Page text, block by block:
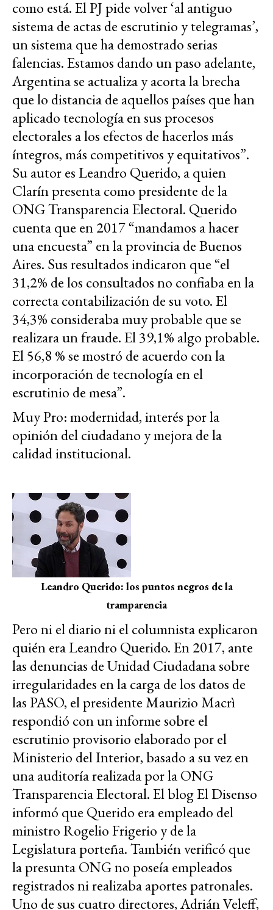
como está. El PJ pide volver ‘al antiguo
sistema de actas de escrutinio y telegramas’,
un sistema que ha demostrado serias
falencias. Estamos dando un paso adelante,
Argentina se actualiza y acorta la brecha
que lo distancia de aquellos países que han
aplicado tecnología en sus procesos
electorales a los efectos de hacerlos más
íntegros, más competitivos y equitativos”.
Su autor es Leandro Querido, a quien
Clarín presenta como presidente de la
ONG Transparencia Electoral. Querido
cuenta que en 2017 “mandamos a hacer
una encuesta” en la provincia de Buenos
Aires. Sus resultados indicaron que “el
31,2% de los consultados no confiaba en la
correcta contabilización de su voto. El
34,3% consideraba muy probable que se
realizara un fraude. El 39,1% algo probable.
El 56,8 % se mostró de acuerdo con la
incorporación de tecnología en el
escrutinio de mesa”.
Muy Pro: modernidad, interés por la
opinión del ciudadano y mejora de la
calidad institucional.
Leandro Querido: los puntos negros de la
tramparencia
Pero ni el diario ni el columnista explicaron
quién era Leandro Querido. En 2017, ante
las denuncias de Unidad Ciudadana sobre
irregularidades en la carga de los datos de
las PASO, el presidente Maurizio Macrì
respondió con un informe sobre el
escrutinio provisorio elaborado por el
Ministerio del Interior, basado a su vez en
una auditoría realizada por la ONG
Transparencia Electoral. El blog El Disenso
informó que Querido era empleado del
ministro Rogelio Frigerio y de la
Legislatura porteña. También verificó que
la presunta ONG no poseía empleados
registrados ni realizaba aportes patronales.
Uno de sus cuatro directores, Adrián Veleff,